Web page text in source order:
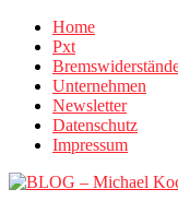
Home
Pxt
Unternehmen
Newsletter
Datenschutz
Impressum